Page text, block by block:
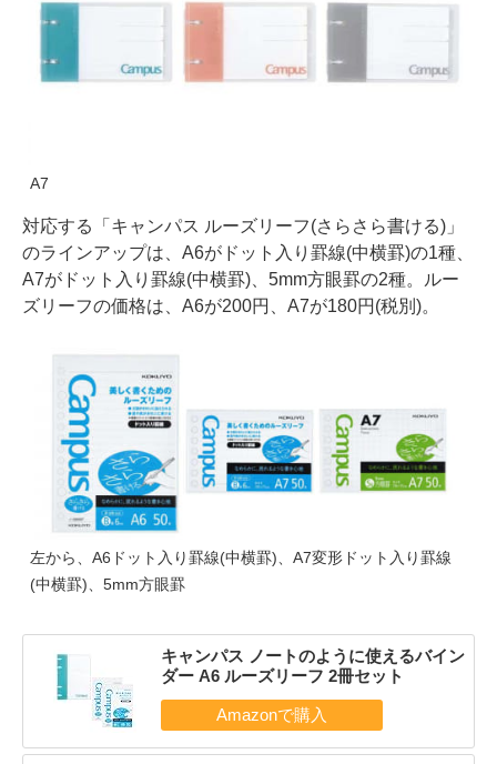
A7
対応する「キャンパス ルーズリーフ(さらさら書ける)」
のラインアップは、A6がドット入り罫線(中横罫)の1種、
A7がドット入り罫線(中横罫)、5mm方眼罫の2種。ルー
ズリーフの価格は、A6が200円、A7が180円(税別)。
左から、A6ドット入り罫線(中横罫)、A7変形ドット入り罫線
(中横罫)、5mm方眼罫
キャンパス ノートのように使えるバイン
ダー A6 ルーズリーフ 2冊セット